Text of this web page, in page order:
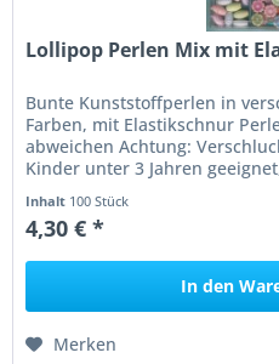
Lollipop Perlen Mix mit
Bunte Kunststoffperlen in
Farben, mit Elastikschnur
abweichen Achtung:
Kinder unter 3 Jahren
Inhalt 100 Stück
4,30 € *
In den
Merken